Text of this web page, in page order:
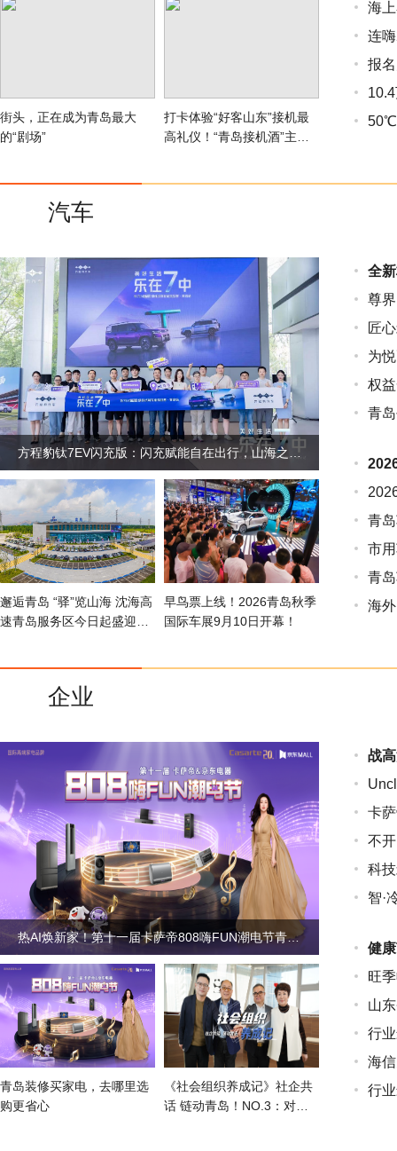
街头，正在成为青岛最大
的“剧场”
打卡体验“好客山东”接机最
高礼仪！“青岛接机酒”主题
海
连
报
50℃
汽车
方程豹钛7EV闪充版：闪充赋能自在出行，山海之间共鉴未来生活新方式
邂逅青岛 “驿”览山海 沈海高
速青岛服务区今日起盛迎八
早鸟票上线！2026青岛秋季
国际车展9月10日开幕！
全
尊
匠心
为
权
青
2026
青岛
市用
青岛
海外
企业
热AI焕新家！第十一届卡萨帝808嗨FUN潮电节青岛主会场重磅启幕
青岛装修买家电，去哪里选
购更省心
《社会组织养成记》社企共
话 链动青岛！NO.3：对话
战高
卡萨
不
科
智·冷
健
旺
山
行
海
行